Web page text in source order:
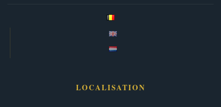
LOCALISATION